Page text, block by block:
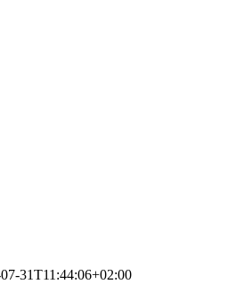
31T11:44:06+02:00